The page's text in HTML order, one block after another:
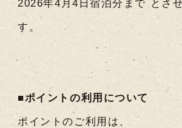
2026年4月4日宿泊分まで とさ
す。
■ポイントの利用について
ポイントのご利用は、